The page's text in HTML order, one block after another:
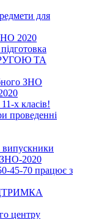
для
2020
ТА
ЗНО
х класів!
проведенні
випускники
ЗНО-2020
45-70 працює з
центру